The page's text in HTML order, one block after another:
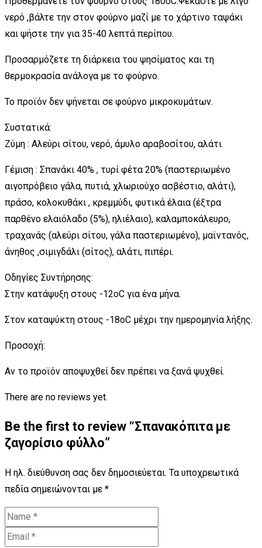
νερό ,βάλτε την στον φούρνο μαζί με το χάρτινο ταψάκι
και ψήστε την για 35-40 λεπτά περίπου.
Προσαρμόζετε τη διάρκεια του ψησίματος και τη
θερμοκρασία ανάλογα με το φούρνο.
Το προϊόν δεν ψήνεται σε φούρνο μικροκυμάτων.
Συστατικά:
Ζύμη : Αλεύρι σίτου, νερό, άμυλο αραβοσίτου, αλάτι.
Γέμιση : Σπανάκι 40% , τυρί φέτα 20% (παστεριωμένο
αιγοπρόβειο γάλα, πυτιά, χλωριούχο ασβέστιο, αλάτι),
πράσο, κολοκυθάκι , κρεμμύδι, φυτικά έλαια (έξτρα
παρθένο ελαιόλαδο (5%), ηλιέλαιο), καλαμποκάλευρο,
τραχανάς (αλεύρι σίτου, γάλα παστεριωμένο), μαϊντανός,
άνηθος ,σιμιγδάλι (σίτος), αλάτι, πιπέρι.
Οδηγίες Συντήρησης:
Στην κατάψυξη στους -12oC για ένα μήνα.
Στον καταψύκτη στους -18oC μέχρι την ημερομηνία λήξης.
Προσοχή:
Αν το προϊόν αποψυχθεί δεν πρέπει να ξανά ψυχθεί.
There are no reviews yet.
Be the first to review “Σπανακόπιτα με
ζαγορίσιο φύλλο”
Η ηλ. διεύθυνση σας δεν δημοσιεύεται. Τα υποχρεωτικά
πεδία σημειώνονται με *